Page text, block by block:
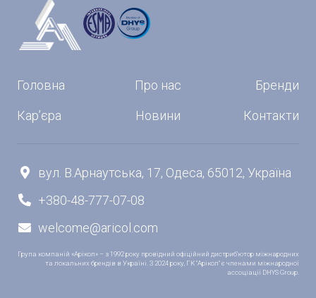
Головна Про нас Бренди
Кар’єра Новини Контакти
 вул. В.Арнаутська, 17, Одеса, 65012, Україна
 +380-48-777-07-08
 welcome@aricol.com
Група компаній «Арікол» – з 1992 року провідний офіційний дистриб’ютор міжнародних
та локальних брендів в Україні. З 2024 року, ГК "Арікол" є членами міжнародної
ассоціації DHYS Group.